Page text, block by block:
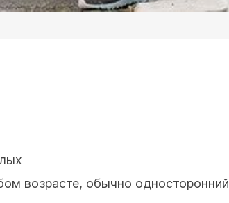
возрасте, обычно односторонний